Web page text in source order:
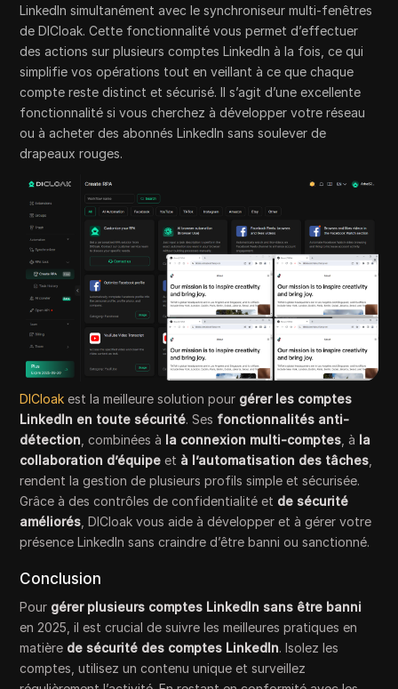
LinkedIn simultanément avec le synchroniseur multi-fenêtres
de DICloak. Cette fonctionnalité vous permet d’effectuer
des actions sur plusieurs comptes LinkedIn à la fois, ce qui
simplifie vos opérations tout en veillant à ce que chaque
compte reste distinct et sécurisé. Il s’agit d’une excellente
fonctionnalité si vous cherchez à développer votre réseau
ou à acheter des abonnés LinkedIn sans soulever de
drapeaux rouges.
DICloak est la meilleure solution pour gérer les comptes
LinkedIn en toute sécurité. Ses fonctionnalités anti-
détection , combinées à la connexion multi-comptes , à la
collaboration d’équipe et à l’automatisation des tâches
rendent la gestion de plusieurs profils simple et sécurisée.
Grâce à des contrôles de confidentialité et de sécurité
améliorés , DICloak vous aide à développer et à gérer votre
présence LinkedIn sans craindre d’être banni ou sanctionné.
Conclusion
Pour gérer plusieurs comptes LinkedIn sans être banni
en 2025, il est crucial de suivre les meilleures pratiques en
matière de sécurité des comptes LinkedIn. Isolez les
comptes, utilisez un contenu unique et surveillez